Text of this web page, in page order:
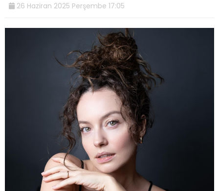
26 Haziran 2025 Perşembe 17:05